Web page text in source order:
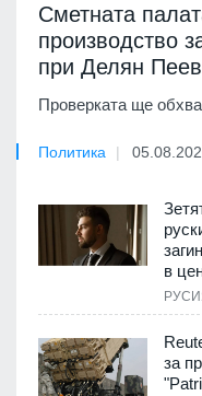
Сметната
производство
при Делян
Проверката ще
Политика
в
за